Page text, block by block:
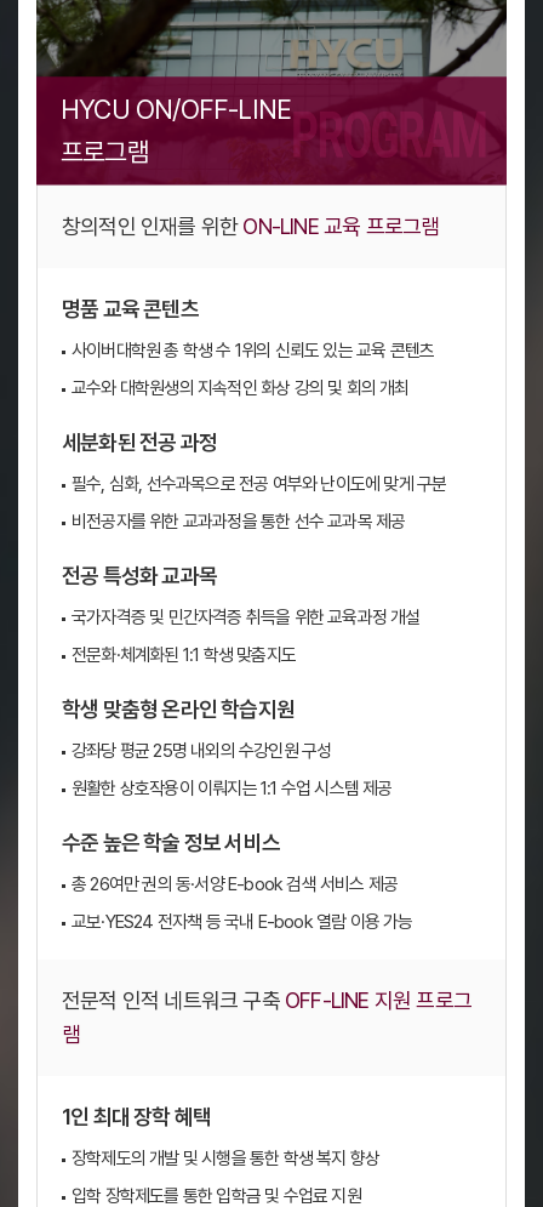
HYCU ON/OFF-LINE
프로그램
창의적인 인재를 위한ON-LINE 교육 프로그램
명품 교육 콘텐츠
사이버대학원 총 학생 수 1위의 신뢰도 있는 교육 콘텐츠
교수와 대학원생의 지속적인 화상 강의 및 회의 개최
세분화된 전공 과정
필수, 심화, 선수과목으로 전공 여부와 난이도에 맞게 구분
비전공자를 위한 교과과정을 통한 선수 교과목 제공
전공 특성화 교과목
국가자격증 및 민간자격증 취득을 위한 교육과정 개설
전문화·체계화된 1:1 학생 맞춤지도
학생 맞춤형 온라인 학습지원
강좌당 평균 25명 내외의 수강인원 구성
원활한 상호작용이 이뤄지는 1:1 수업 시스템 제공
수준 높은 학술 정보 서비스
총 26여만 권의 동·서양 E-book 검색 서비스 제공
교보·YES24 전자책 등 국내 E-book 열람 이용 가능
전문적 인적 네트워크 구축 OFF-LINE 지원 프로그
램
1인 최대 장학 혜택
장학제도의 개발 및 시행을 통한 학생 복지 향상
입학 장학제도를 통한 입학금 및 수업료 지원